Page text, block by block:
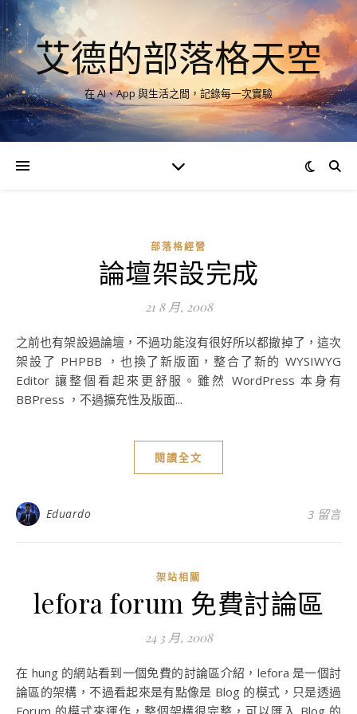
艾德的部落格天空
在 AI、App 與生活之間，記錄每一次實驗
部落格經營
論壇架設完成
21 8 月, 2008
之前也有架設過論壇，不過功能沒有很好所以都撤掉了，這次
架設了 PHPBB ，也換了新版面，整合了新的 WYSIWYG
Editor 讓整個看起來更舒服。雖然 WordPress 本身有
BBPress ，不過擴充性及版面...
閱讀全文
Eduardo 3 留言
架站相關
lefora forum 免費討論區
24 3 月, 2008
在 hung 的網站看到一個免費的討論區介紹，lefora 是一個討
論區的架構，不過看起來是有點像是 Blog 的模式，只是透過
Forum 的模式來運作，整個架構很完整，可以匯入 Blog 的